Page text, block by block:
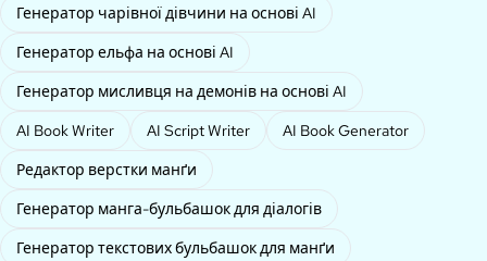
Генератор чарівної дівчини на основі AI
Генератор ельфа на основі AI
Генератор мисливця на демонів на основі AI
AI Book Writer
AI Script Writer
AI Book Generator
Редактор верстки манґи
Генератор манга-бульбашок для діалогів
Генератор текстових бульбашок для манґи